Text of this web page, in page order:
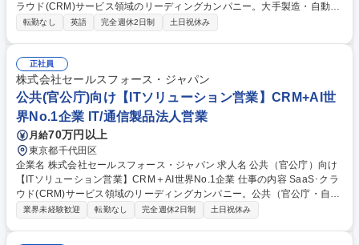
ラウド(CRM)サービス領域のリーディングカンパニー。大手製造・自動車
業界に対して、自社SaaSクラウドソリューションを直販でご提案頂きま
ーサクセス"実現のため顧客のビジネスを徹底的に理解し、SFA/CRM領域
での世界シェアNo.1の成功事例を各社に展開することで、顧客のビジネス
課題の解決を実現できます。TheModelの分業スタイルため、営業活動に
注力する事ができます。 募集職種 大手製造業(自動車向け)【ITソリューシ
ョン営業】Saas世界シェアNo.1
転勤なし 英語 完全週休2日制 土日祝休み
正社員
株式会社セールスフォース・ジャパン
公共(官公庁)向け【ITソリューション営業】CRM+AI世
界No.1企業 IT/通信製品法人営業
月給70万円以上
東京都千代田区
企業名 株式会社セールスフォース・ジャパン 求人名 公共（官公庁）向け
【ITソリューション営業】CRM＋AI世界No.1企業 仕事の内容 SaaS･クラ
ウド(CRM)サービス領域のリーディングカンパニー。公共（官公庁・自治
体）業界に対して、自社SaaSクラウドソリューションを直販でご提案頂
業界未経験歓迎 転勤なし 完全週休2日制 土日祝休み